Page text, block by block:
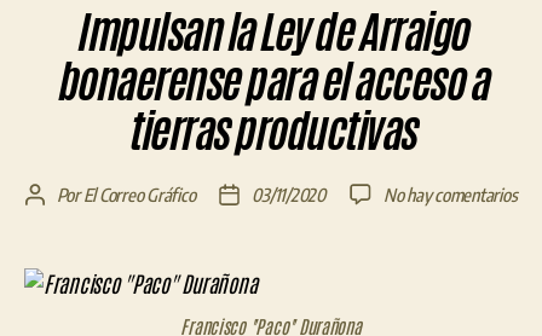
Impulsan la Ley de Arraigo
bonaerense para el acceso a
tierras productivas
Autor
entrada
PorEl Correo Gráfico
Fecha
entrada
03/11/2020 No hay comentariosen
Francisco "Paco" Durañona